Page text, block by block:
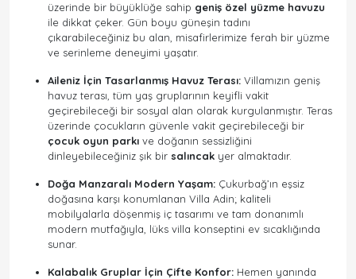
üzerinde bir büyüklüğe sahip geniş özel yüzme havuzu
ile dikkat çeker. Gün boyu güneşin tadını
çıkarabileceğiniz bu alan, misafirlerimize ferah bir yüzme
ve serinleme deneyimi yaşatır.
Aileniz İçin Tasarlanmış Havuz Terası: Villamızın geniş
havuz terası, tüm yaş gruplarının keyifli vakit
geçirebileceği bir sosyal alan olarak kurgulanmıştır. Teras
üzerinde çocukların güvenle vakit geçirebileceği bir
çocuk oyun parkı ve doğanın sessizliğini
dinleyebileceğiniz şık bir salıncak yer almaktadır.
Doğa Manzaralı Modern Yaşam: Çukurbağ’ın eşsiz
doğasına karşı konumlanan Villa Adin; kaliteli
mobilyalarla döşenmiş iç tasarımı ve tam donanımlı
modern mutfağıyla, lüks villa konseptini ev sıcaklığında
sunar.
Kalabalık Gruplar İçin Çifte Konfor: Hemen yanında